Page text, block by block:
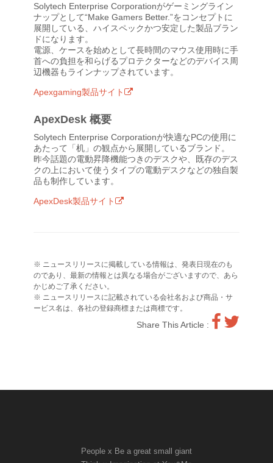
Solytech Enterprise Corporationがゲーミングライン
ナップとして“Make Gamers Better.”をコンセプトに
展開している、ハイスペックかつ安定した製品ブラン
ドになります。
電源、ケースを始めとして長時間のマウス使用時に手
首への負担を和らげるプロテクターなどのデバイス周
辺機器もラインナップされています。
Apexgaming製品サイト
ApexDesk 概要
Solytech Enterprise Corporationが快適なPCの使用に
あたって「机」の観点から展開しているブランド。
昨今話題の電動昇降機能つきのデスクや、既存のデス
クの上において使うタイプの電動デスクなどの独自製
品も制作しています。
ApexDesk製品サイト
※ ニュースリリースに掲載している情報は、発表日現在のも
のであり、最新の情報とは異なる場合がございますので、あら
かじめご了承ください。
※ ニュースリリースに記載されている会社名および商品・サ
ービス名は、各社の登録商標または商標です。
Share This Article :
People x Be a great small giant